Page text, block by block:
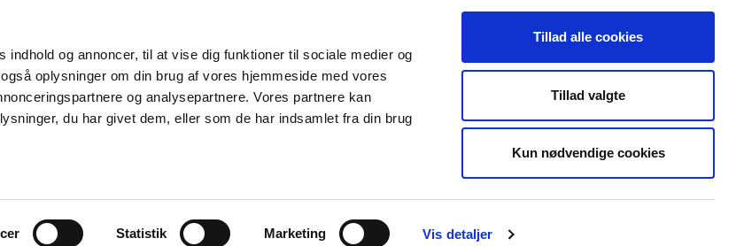
indhold og annoncer, til at vise dig funktioner til sociale medier og
oplysninger om din brug af vores hjemmeside med vores
og analysepartnere. Vores partnere kan
du har givet dem, eller som de har indsamlet fra din brug
Statistik Marketing Vis detaljer
Tillad alle cookies
Tillad valgte
Kun nødvendige cookies